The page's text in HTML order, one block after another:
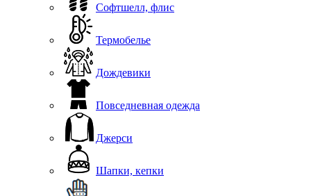
Софтшелл, флис
Термобелье
Дождевики
Повседневная одежда
Джерси
Шапки, кепки